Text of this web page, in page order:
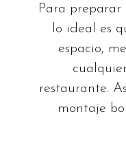
Para
lo ideal es
espacio,
restaurante.
montaje